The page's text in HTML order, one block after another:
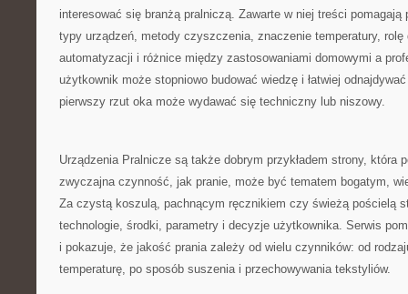
interesować się branżą pralniczą. Zawarte w niej treści pomagają
typy urządzeń, metody czyszczenia, znaczenie temperatury, rolę
automatyzacji i różnice między zastosowaniami domowymi a
użytkownik może stopniowo budować wiedzę i łatwiej
pierwszy rzut oka może wydawać się techniczny lub niszowy.
Urządzenia Pralnicze są także dobrym przykładem strony, która
zwyczajna czynność, jak pranie, może być tematem bogatym,
Za czystą koszulą, pachnącym ręcznikiem czy świeżą pościelą
technologie, środki, parametry i decyzje użytkownika. Serwis
i pokazuje, że jakość prania zależy od wielu czynników: od
temperaturę, po sposób suszenia i przechowywania tekstyliów.